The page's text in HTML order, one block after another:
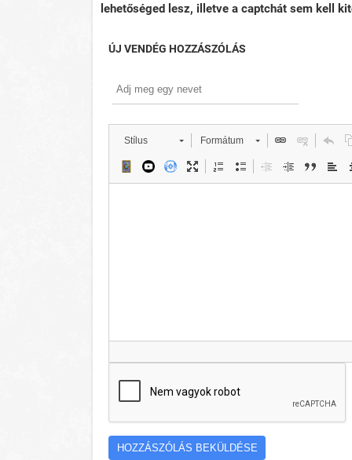
lehetőséged lesz, illetve a captchát sem kell
ÚJ VENDÉG HOZZÁSZÓLÁS
Stílus Formátum